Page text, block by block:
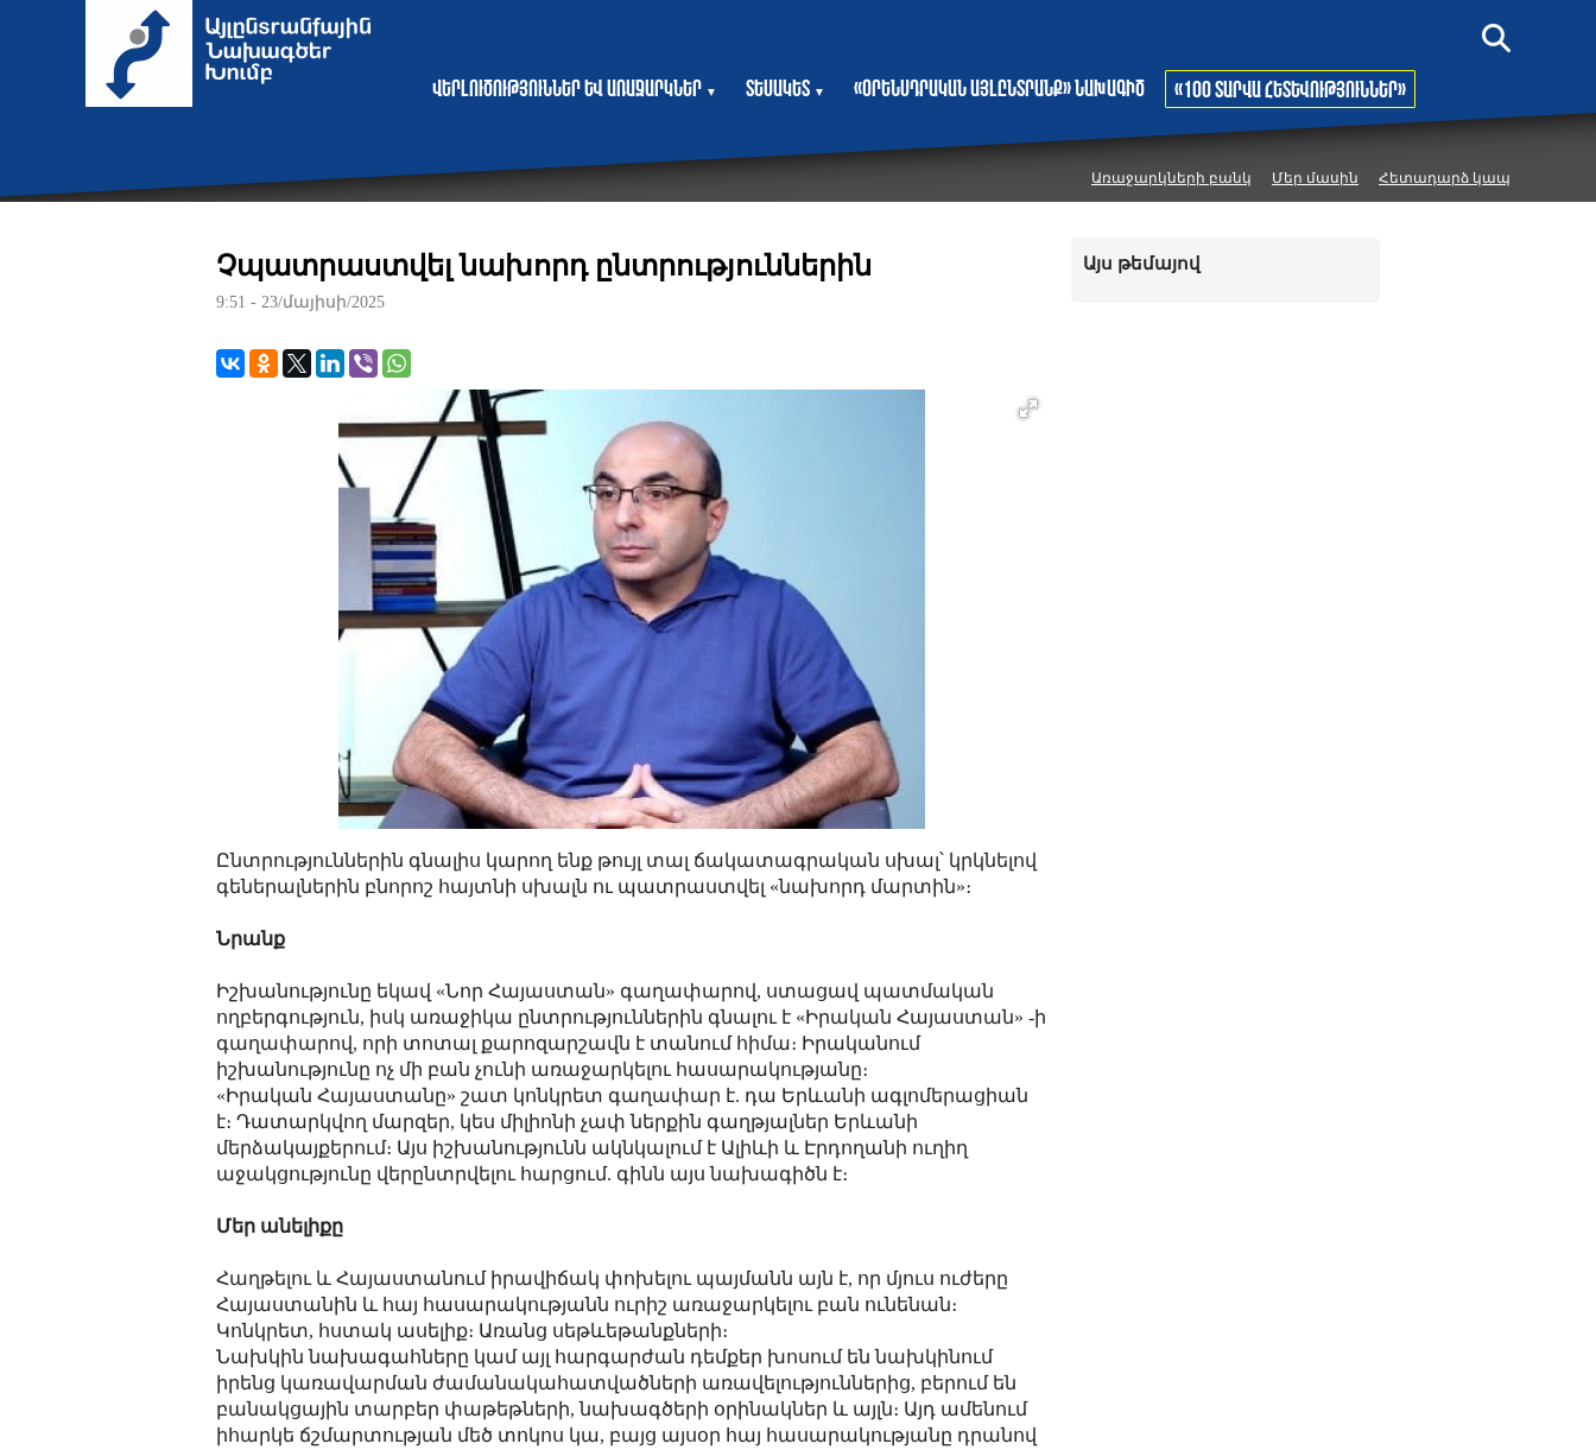
Վերլուծություններ և առաջարկներ ▼ Տեսակետ ▼ «Օրենսդրական այլընտրանք» նախագիծ «100 տարվա հետևություններ»
Առաջարկների բանկ Մեր մասին Հետադարձ կապ
Չպատրաստվել նախորդ ընտրություններին
9:51 - 23/մայիսի/2025
Ընտրություններին գնալիս կարող ենք թույլ տալ ճակատագրական սխալ՝ կրկնելով
գեներալներին բնորոշ հայտնի սխալն ու պատրաստվել «նախորդ մարտին»։
Նրանք
Իշխանությունը եկավ «Նոր Հայաստան» գաղափարով, ստացավ պատմական
ողբերգություն, իսկ առաջիկա ընտրություններին գնալու է «Իրական Հայաստան» -ի
գաղափարով, որի տոտալ քարոզարշավն է տանում հիմա։ Իրականում
իշխանությունը ոչ մի բան չունի առաջարկելու հասարակությանը։
«Իրական Հայաստանը» շատ կոնկրետ գաղափար է. դա Երևանի ագլոմերացիան
է։ Դատարկվող մարզեր, կես միլիոնի չափ ներքին գաղթյալներ Երևանի
մերձակայքերում։ Այս իշխանությունն ակնկալում է Ալիևի և Էրդողանի ուղիղ
աջակցությունը վերընտրվելու հարցում. գինն այս նախագիծն է։
Մեր անելիքը
Հաղթելու և Հայաստանում իրավիճակ փոխելու պայմանն այն է, որ մյուս ուժերը
Հայաստանին և հայ հասարակությանն ուրիշ առաջարկելու բան ունենան։
Կոնկրետ, հստակ ասելիք։ Առանց սեթևեթանքների։
Նախկին նախագահները կամ այլ հարգարժան դեմքեր խոսում են նախկինում
իրենց կառավարման ժամանակահատվածների առավելություններից, բերում են
բանակցային տարբեր փաթեթների, նախագծերի օրինակներ և այլն։ Այդ ամենում
իհարկե ճշմարտության մեծ տոկոս կա, բայց այսօր հայ հասարակությանը դրանով
Այս թեմայով